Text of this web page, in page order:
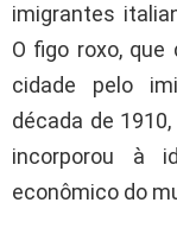
imigrantes
O figo roxo,
cidade pelo
década de
incorporou à
econômico do